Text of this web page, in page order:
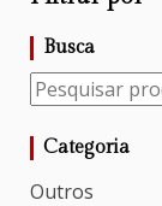
Busca
Categoria
Outros